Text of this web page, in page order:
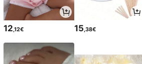
12,12€ 15,38€